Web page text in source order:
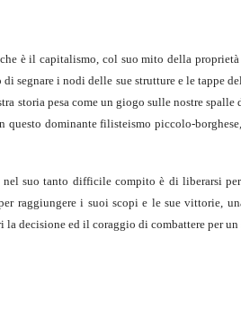
è il capitalismo, col suo mito della
segnare i nodi delle sue strutture e le tappe
storia pesa come un giogo sulle nostre
questo dominante filisteismo piccolo-
suo tanto difficile compito è di liberarsi
raggiungere i suoi scopi e le sue vittorie,
la decisione ed il coraggio di combattere per